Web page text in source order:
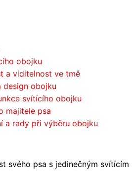
obojku
a viditelnost ve tmě
design obojku
svítícího obojku
majitele psa
a rady při výběru obojku
svého psa s jedinečným svítícím